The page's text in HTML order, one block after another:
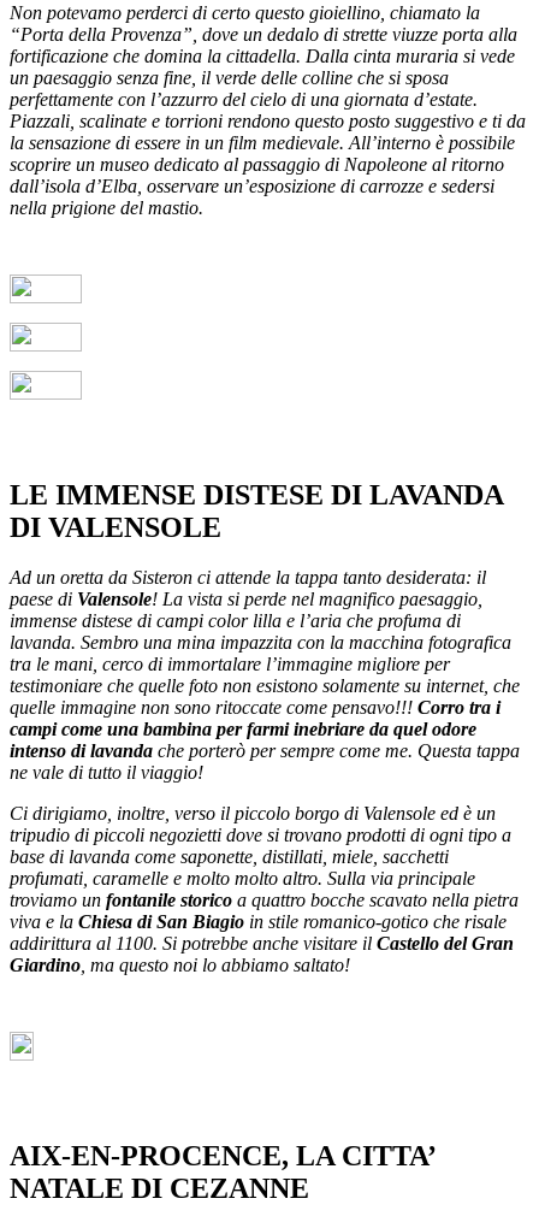
Non potevamo perderci di certo questo gioiellino, chiamato la
“Porta della Provenza”, dove un dedalo di strette viuzze porta alla
fortificazione che domina la cittadella. Dalla cinta muraria si vede
un paesaggio senza fine, il verde delle colline che si sposa
perfettamente con l’azzurro del cielo di una giornata d’estate.
Piazzali, scalinate e torrioni rendono questo posto suggestivo e ti da
la sensazione di essere in un film medievale. All’interno è possibile
scoprire un museo dedicato al passaggio di Napoleone al ritorno
dall’isola d’Elba, osservare un’esposizione di carrozze e sedersi
nella prigione del mastio.
LE IMMENSE DISTESE DI LAVANDA
DI VALENSOLE
Ad un oretta da Sisteron ci attende la tappa tanto desiderata: il
paese di Valensole! La vista si perde nel magnifico paesaggio,
immense distese di campi color lilla e l’aria che profuma di
lavanda. Sembro una mina impazzita con la macchina fotografica
tra le mani, cerco di immortalare l’immagine migliore per
testimoniare che quelle foto non esistono solamente su internet, che
quelle immagine non sono ritoccate come pensavo!!! Corro tra i
campi come una bambina per farmi inebriare da quel odore
intenso di lavanda che porterò per sempre come me. Questa tappa
ne vale di tutto il viaggio!
Ci dirigiamo, inoltre, verso il piccolo borgo di Valensole ed è un
tripudio di piccoli negozietti dove si trovano prodotti di ogni tipo a
base di lavanda come saponette, distillati, miele, sacchetti
profumati, caramelle e molto molto altro. Sulla via principale
troviamo un fontanile storico a quattro bocche scavato nella pietra
viva e la Chiesa di San Biagio in stile romanico-gotico che risale
addirittura al 1100. Si potrebbe anche visitare il Castello del Gran
Giardino, ma questo noi lo abbiamo saltato!
AIX-EN-PROCENCE, LA CITTA’
NATALE DI CEZANNE